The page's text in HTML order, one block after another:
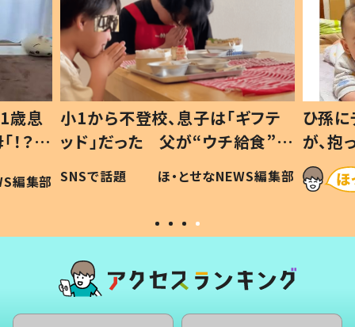
歳息
？」
編集部
小1から不登校、息子は「ギフテ
ッド」だった 父が“ウチ給食”を
作り続ける理由とは #令和の親
#令和の子
SNSで話題 ほ・とせなNEWS編集部
ひ孫
が、
「涙が
い」